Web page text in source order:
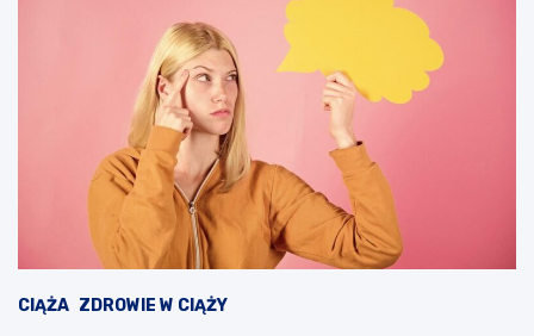
CIĄŻA ZDROWIE W CIĄŻY